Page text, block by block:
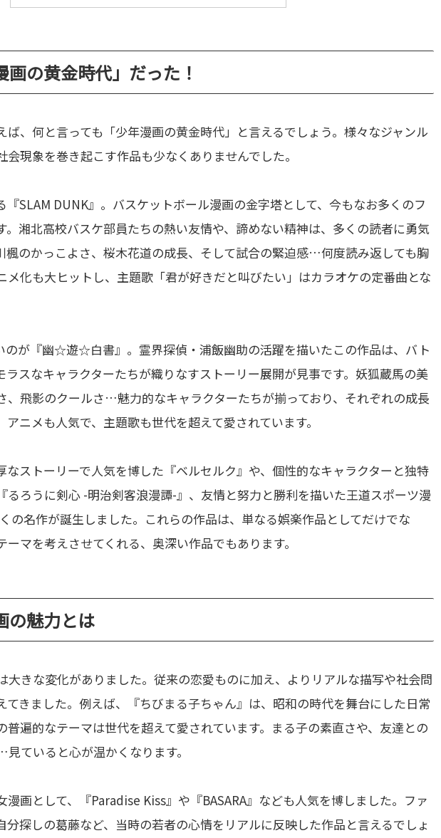
の黄金時代」だった！
ば、何と言っても「少年漫画の黄金時代」と言えるでしょう。様々なジャンル
現象を巻き起こす作品も少なくありませんでした。
『SLAM DUNK』。バスケットボール漫画の金字塔として、今もなお多くのフ
。湘北高校バスケ部員たちの熱い友情や、諦めない精神は、多くの読者に勇気
楓のかっこよさ、桜木花道の成長、そして試合の緊迫感…何度読み返しても胸
メ化も大ヒットし、主題歌「君が好きだと叫びたい」はカラオケの定番曲とな
のが『幽☆遊☆白書』。霊界探偵・浦飯幽助の活躍を描いたこの作品は、バト
ラスなキャラクターたちが織りなすストーリー展開が見事です。妖狐蔵馬の美
、飛影のクールさ…魅力的なキャラクターたちが揃っており、それぞれの成長
ニメも人気で、主題歌も世代を超えて愛されています。
なストーリーで人気を博した『ベルセルク』や、個性的なキャラクターと独特
るろうに剣心 -明治剣客浪漫譚-』、友情と努力と勝利を描いた王道スポーツ漫
の名作が誕生しました。これらの作品は、単なる娯楽作品としてだけでな
マを考えさせてくれる、奥深い作品でもあります。
の魅力とは
大きな変化がありました。従来の恋愛ものに加え、よりリアルな描写や社会問
てきました。例えば、『ちびまる子ちゃん』は、昭和の時代を舞台にした日常
普遍的なテーマは世代を超えて愛されています。まる子の素直さや、友達との
ていると心が温かくなります。
漫画として、『Paradise Kiss』や『BASARA』なども人気を博しました。ファ
分探しの葛藤など、当時の若者の心情をリアルに反映した作品と言えるでしょ